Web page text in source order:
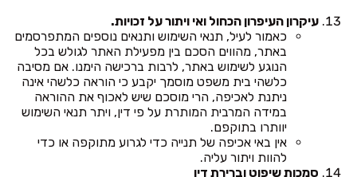
עיקרון העיפרון הכחול ואי ויתור על זכויות.
כאמור לעיל, תנאי השימוש ותנאים נוספים המתפרסמים
באתר, מהווים הסכם בין מפעילת האתר לגולש בכל
הנוגע לשימוש באתר, לרבות ברכישה הימנו. אם מסיבה
כלשהי בית משפט מוסמך יקבע כי הוראה כלשהי אינה
ניתנת לאכיפה, הרי מוסכם שיש לאכוף את ההוראה
במידה המרבית המותרת על פי דין, ויתר תנאי השימוש
יוותרו בתוקפם.
אין באי אכיפה של תנייה כדי לגרוע מתוקפה או כדי
להוות ויתור עליה.
סמכות שיפוט וברירת דין